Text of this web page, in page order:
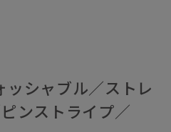
シャブル／ストレ
ンストライプ／